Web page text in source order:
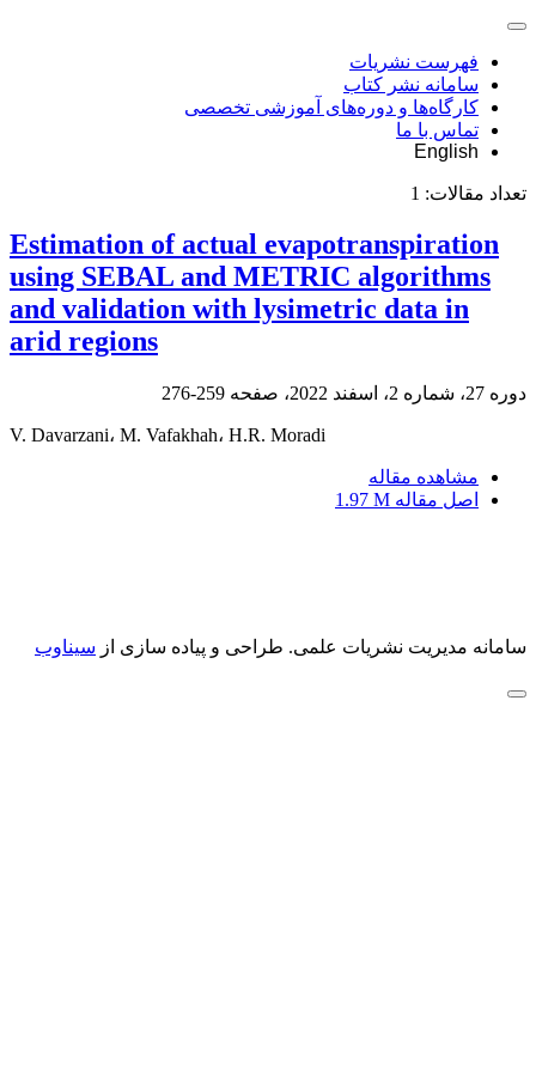
فهرست نشریات
سامانه نشر کتاب
کارگاه‌ها و دوره‌های آموزشی تخصصی
تماس با ما
English
تعداد مقالات: 1
Estimation of actual evapotranspiration
using SEBAL and METRIC algorithms
and validation with lysimetric data in
arid regions
دوره 27، شماره 2، اسفند 2022، صفحه 259-276
V. Davarzani، M. Vafakhah، H.R. Moradi
مشاهده مقاله
اصل مقاله 1.97 M
سامانه مدیریت نشریات علمی. طراحی و پیاده سازی از سیناوب